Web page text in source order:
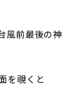
風前最後の神
を覗くと